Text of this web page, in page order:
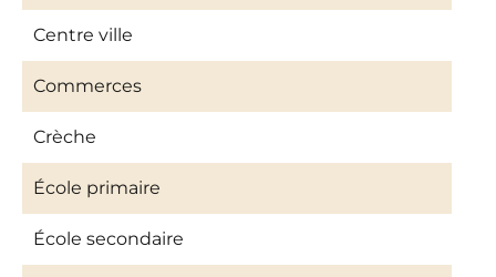
Centre ville
Commerces
Crèche
École primaire
École secondaire